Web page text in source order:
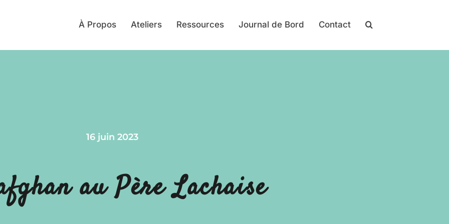
À Propos Ateliers Ressources Journal de Bord Contact
16 juin 2023
au Père Lachaise